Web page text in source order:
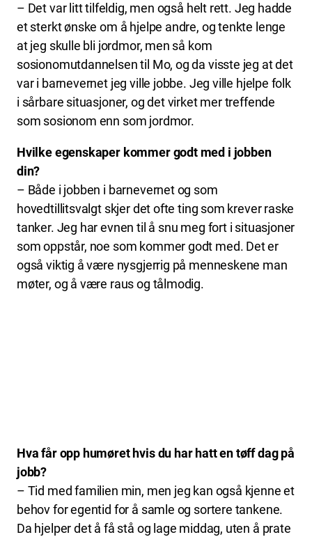
– Det var litt tilfeldig, men også helt rett. Jeg hadde
et sterkt ønske om å hjelpe andre, og tenkte lenge
at jeg skulle bli jordmor, men så kom
sosionomutdannelsen til Mo, og da visste jeg at det
var i barnevernet jeg ville jobbe. Jeg ville hjelpe folk
i sårbare situasjoner, og det virket mer treffende
som sosionom enn som jordmor.
Hvilke egenskaper kommer godt med i jobben
din?
– Både i jobben i barnevernet og som
hovedtillitsvalgt skjer det ofte ting som krever raske
tanker. Jeg har evnen til å snu meg fort i situasjoner
som oppstår, noe som kommer godt med. Det er
også viktig å være nysgjerrig på menneskene man
møter, og å være raus og tålmodig.
Hva får opp humøret hvis du har hatt en tøff dag på
jobb?
– Tid med familien min, men jeg kan også kjenne et
behov for egentid for å samle og sortere tankene.
Da hjelper det å få stå og lage middag, uten å prate